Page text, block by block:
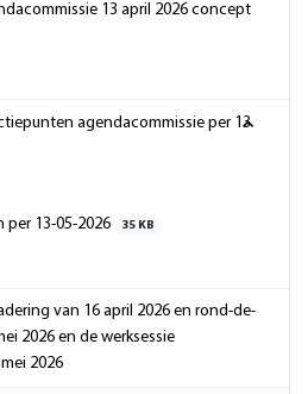
13 april 2026 concept
agendacommissie per 13
13-05-2026
35 KB
van 16 april 2026 en rond-de-
2026 en de werksessie
2026